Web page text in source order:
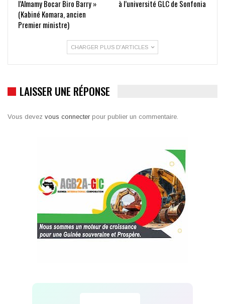
l’Almamy Bocar Biro Barry »
(Kabiné Komara, ancien
Premier ministre)
à l’université GLC de Sonfonia
CHARGER PLUS D'ARTICLES
LAISSER UNE RÉPONSE
Vous devez vous connecter pour publier un commentaire.